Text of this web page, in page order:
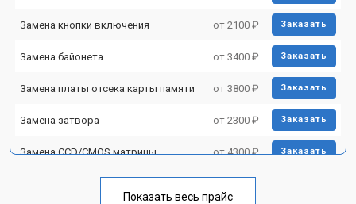
Замена кнопки включения от 2100 ₽ Заказать
Замена байонета от 3400 ₽ Заказать
Замена платы отсека карты памяти от 3800 ₽ Заказать
Замена затвора от 2300 ₽ Заказать
Замена CCD/CMOS матрицы от 4300 ₽ Заказать
Показать весь прайс